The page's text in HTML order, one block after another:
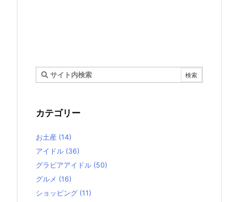
カテゴリー
お土産 (14)
アイドル (36)
グラビアアイドル (50)
グルメ (16)
ショッピング (11)